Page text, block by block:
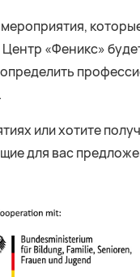
«Феникс»
или хотите
для вас